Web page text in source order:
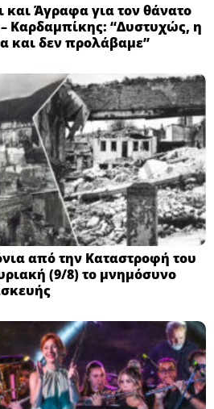
Άγραφα για τον θάνατο
Καρδαμπίκης: “Δυστυχώς, η
και δεν προλάβαμε”
από την Καταστροφή του
(9/8) το μνημόσυνο